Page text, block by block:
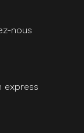
nous
express